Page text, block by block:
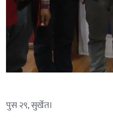
पुस २९, सुर्खेत।